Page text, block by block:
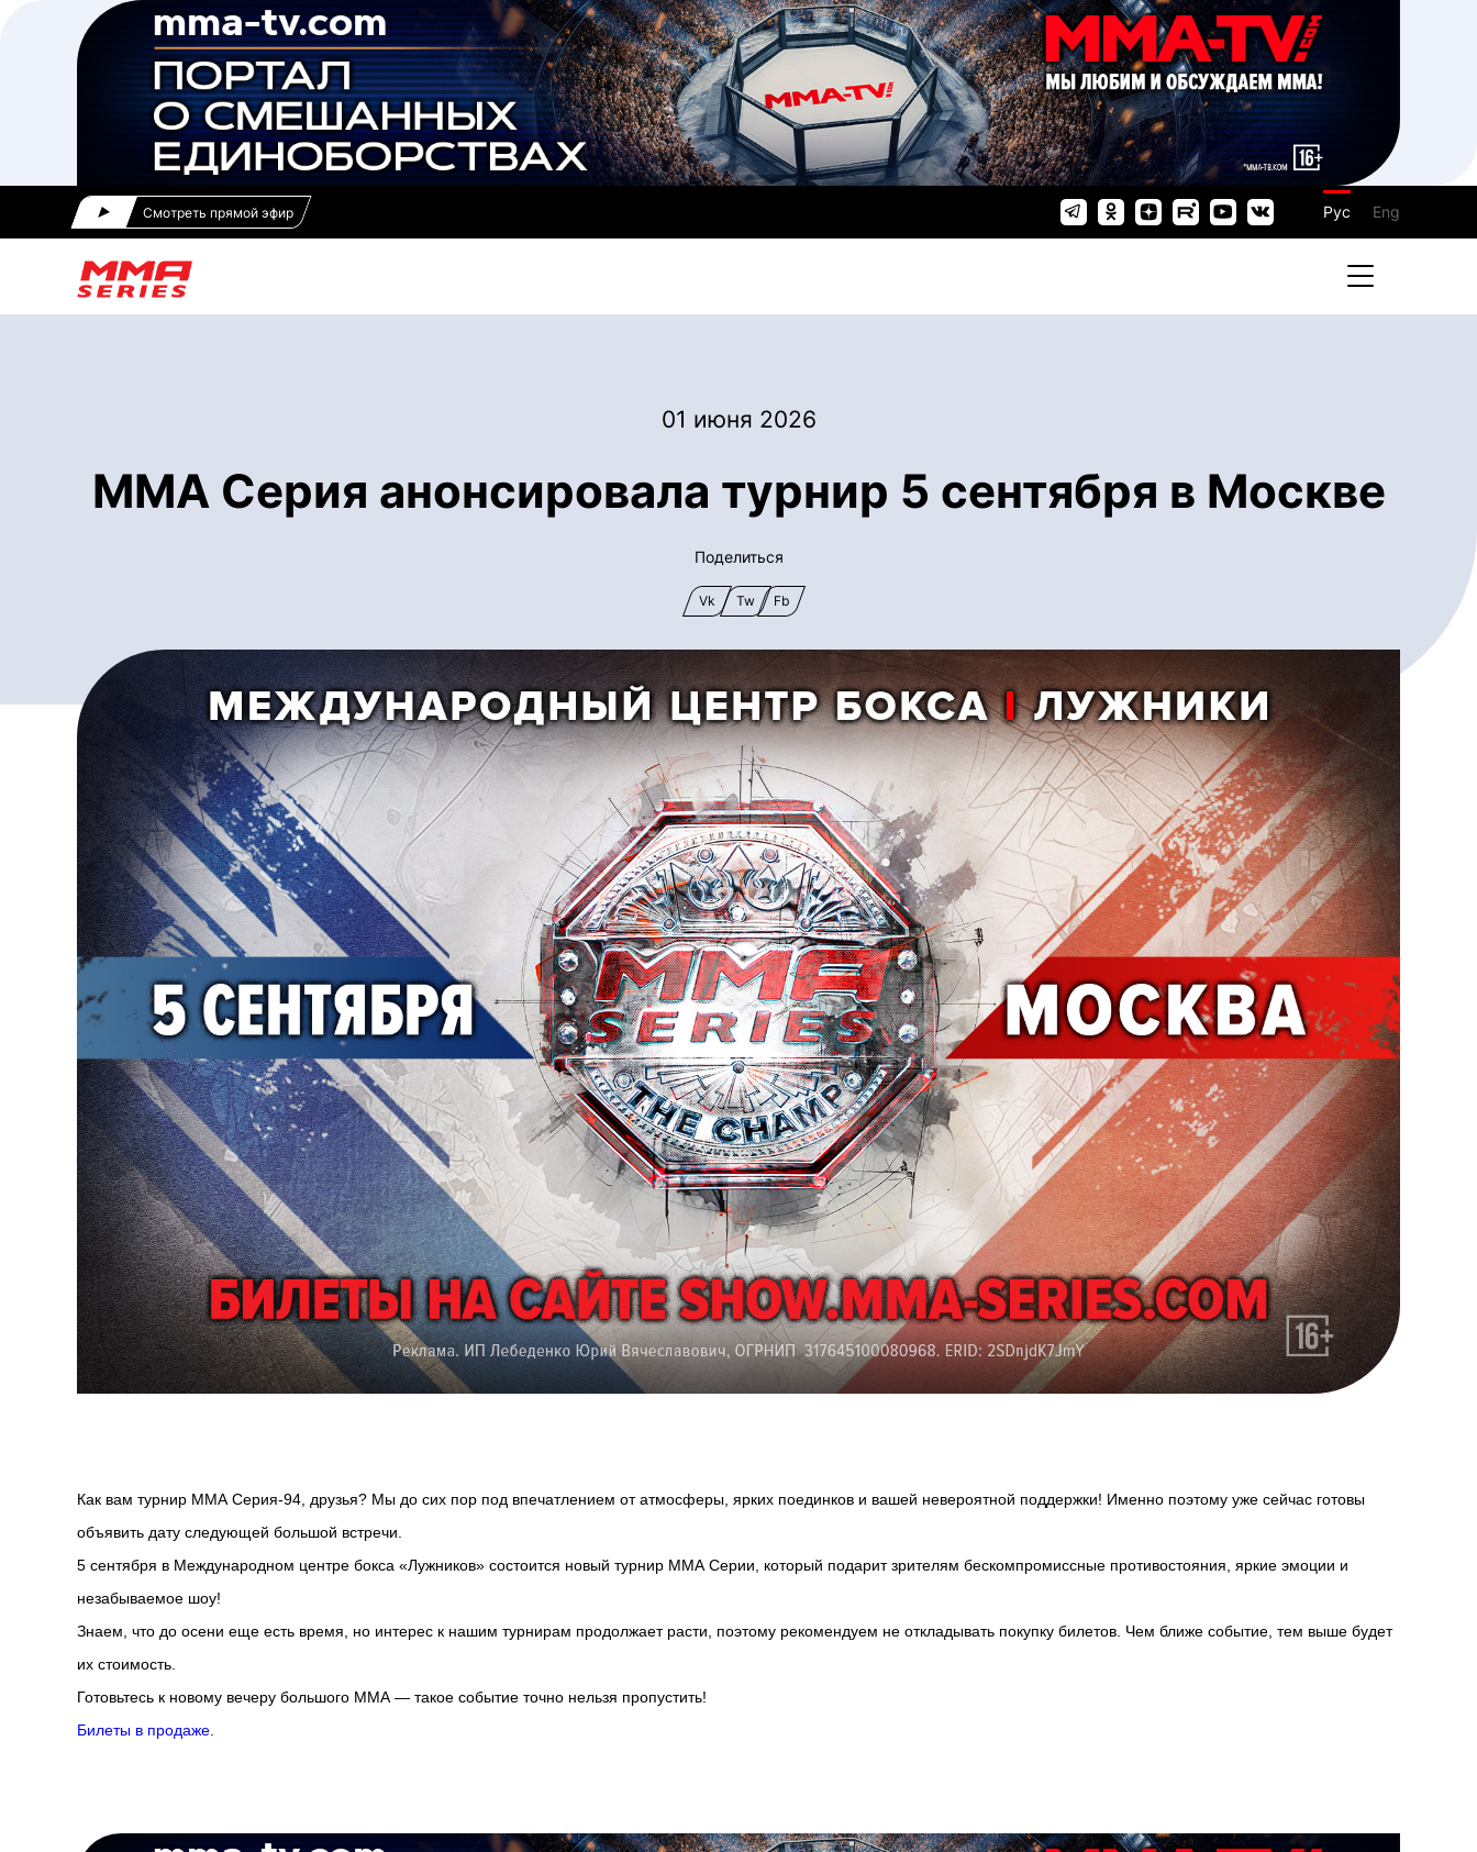
Смотреть прямой эфир Рус Eng
01 июня 2026
ММА Серия анонсировала турнир 5 сентября в Москве
Поделиться
Vk Tw Fb
Как вам турнир ММА Серия-94, друзья? Мы до сих пор под впечатлением от атмосферы, ярких поединков и вашей невероятной поддержки! Именно поэтому уже сейчас готовы
объявить дату следующей большой встречи.
5 сентября в Международном центре бокса «Лужников» состоится новый турнир ММА Серии, который подарит зрителям бескомпромиссные противостояния, яркие эмоции и
незабываемое шоу!
Знаем, что до осени еще есть время, но интерес к нашим турнирам продолжает расти, поэтому рекомендуем не откладывать покупку билетов. Чем ближе событие, тем выше будет
их стоимость.
Готовьтесь к новому вечеру большого ММА — такое событие точно нельзя пропустить!
Билеты в продаже